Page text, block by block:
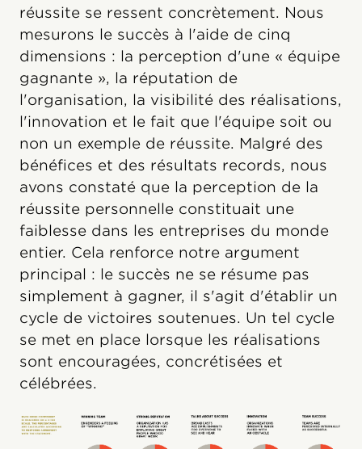
réussite se ressent concrètement. Nous
mesurons le succès à l'aide de cinq
dimensions : la perception d'une « équipe
gagnante », la réputation de
l'organisation, la visibilité des réalisations,
l'innovation et le fait que l'équipe soit ou
non un exemple de réussite. Malgré des
bénéfices et des résultats records, nous
avons constaté que la perception de la
réussite personnelle constituait une
faiblesse dans les entreprises du monde
entier. Cela renforce notre argument
principal : le succès ne se résume pas
simplement à gagner, il s'agit d'établir un
cycle de victoires soutenues. Un tel cycle
se met en place lorsque les réalisations
sont encouragées, concrétisées et
célébrées.